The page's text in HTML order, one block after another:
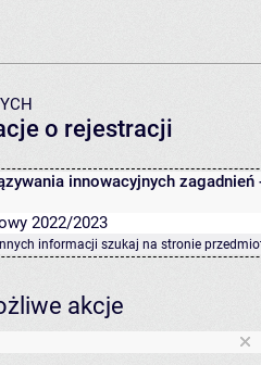
o rejestracji
innowacyjnych zagadnień
2022/2023
informacji szukaj na stronie
akcje